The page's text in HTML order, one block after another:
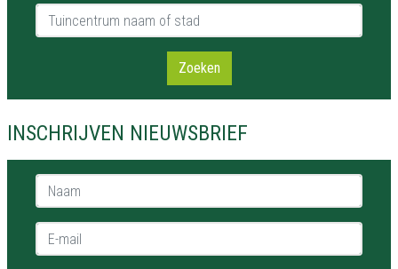
Tuincentrum naam of stad
Zoeken
INSCHRIJVEN NIEUWSBRIEF
Naam *
E-mail *